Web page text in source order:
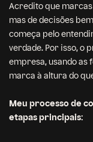
Acredito que
mas de decisões
começa pelo
verdade. Por isso, o
empresa, usando
marca à altura do
Meu processo de
etapas principais: